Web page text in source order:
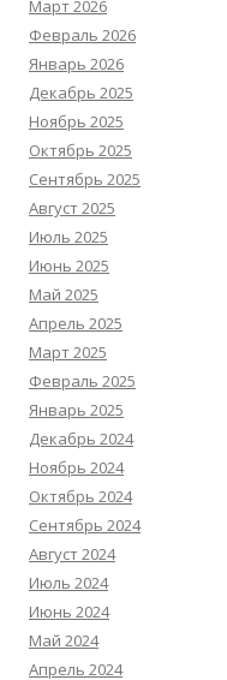
Март 2026
Февраль 2026
Январь 2026
Декабрь 2025
Ноябрь 2025
Октябрь 2025
Сентябрь 2025
Август 2025
Июль 2025
Июнь 2025
Май 2025
Апрель 2025
Март 2025
Февраль 2025
Январь 2025
Декабрь 2024
Ноябрь 2024
Октябрь 2024
Сентябрь 2024
Август 2024
Июль 2024
Июнь 2024
Май 2024
Апрель 2024